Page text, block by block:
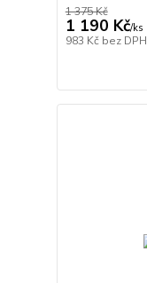
1 375 Kč
1 190 Kč/ks
983 Kč bez DPH